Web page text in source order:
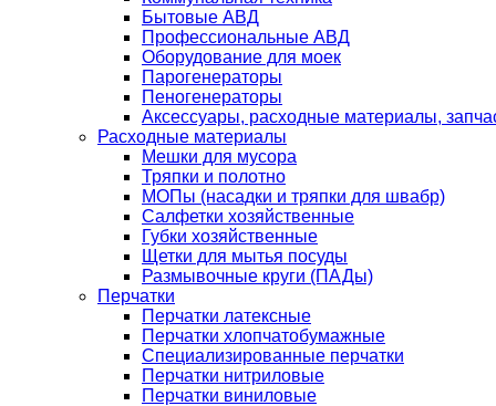
Бытовые АВД
Профессиональные АВД
Оборудование для моек
Парогенераторы
Пеногенераторы
Аксессуары, расходные материалы,
Расходные материалы
Мешки для мусора
Тряпки и полотно
МОПы (насадки и тряпки для швабр)
Салфетки хозяйственные
Губки хозяйственные
Щетки для мытья посуды
Размывочные круги (ПАДы)
Перчатки
Перчатки латексные
Перчатки хлопчатобумажные
Специализированные перчатки
Перчатки нитриловые
Перчатки виниловые